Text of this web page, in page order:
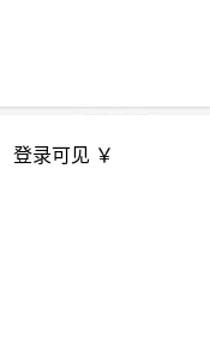
登录可见 ￥